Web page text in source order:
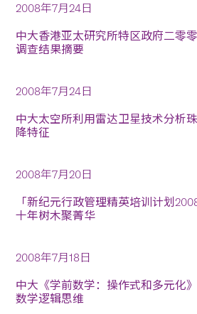
2008年7月24日
中大香港亚太研究所特区政府二零
调查结果摘要
2008年7月24日
中大太空所利用雷达卫星技术分析
降特征
2008年7月20日
「新纪元行政管理精英培训计划
十年树木聚菁华
2008年7月18日
中大《学前数学：操作式和多元化
数学逻辑思维